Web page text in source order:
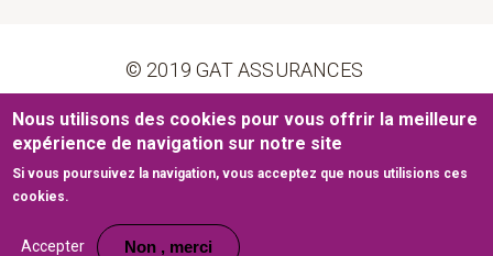
© 2019 GAT ASSURANCES
Pied de page
Conditions générales d’utilisation
Mentions légales Plan du site
Site web développé par
Nous utilisons des cookies pour vous offrir la meilleure
expérience de navigation sur notre site
Si vous poursuivez la navigation, vous acceptez que nous utilisions ces
cookies.
Accepter Non , merci